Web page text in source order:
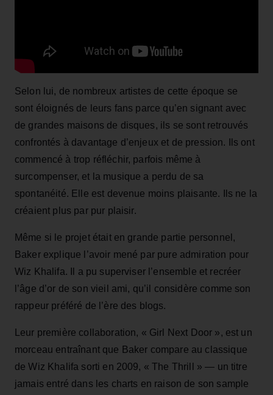
Selon lui, de nombreux artistes de cette époque se
sont éloignés de leurs fans parce qu’en signant avec
de grandes maisons de disques, ils se sont retrouvés
confrontés à davantage d’enjeux et de pression. Ils ont
commencé à trop réfléchir, parfois même à
surcompenser, et la musique a perdu de sa
spontanéité. Elle est devenue moins plaisante. Ils ne la
créaient plus par pur plaisir.
Même si le projet était en grande partie personnel,
Baker explique l’avoir mené par pure admiration pour
Wiz Khalifa. Il a pu superviser l’ensemble et recréer
l’âge d’or de son vieil ami, qu’il considère comme son
rappeur préféré de l’ère des blogs.
Leur première collaboration, « Girl Next Door », est un
morceau entraînant que Baker compare au classique
de Wiz Khalifa sorti en 2009, « The Thrill » — un titre
jamais entré dans les charts en raison de son sample